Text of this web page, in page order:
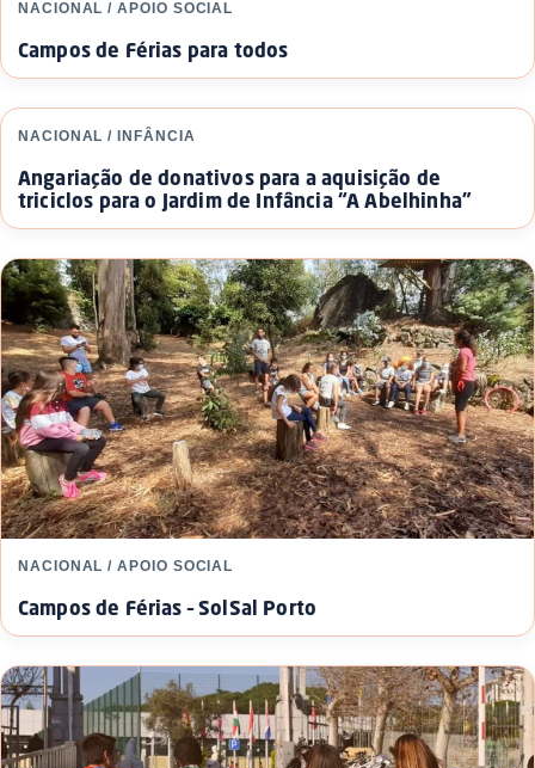
NACIONAL / APOIO SOCIAL
Campos de Férias para todos
NACIONAL / INFÂNCIA
Angariação de donativos para a aquisição de
triciclos para o Jardim de Infância “A Abelhinha”
NACIONAL / APOIO SOCIAL
Campos de Férias – SolSal Porto